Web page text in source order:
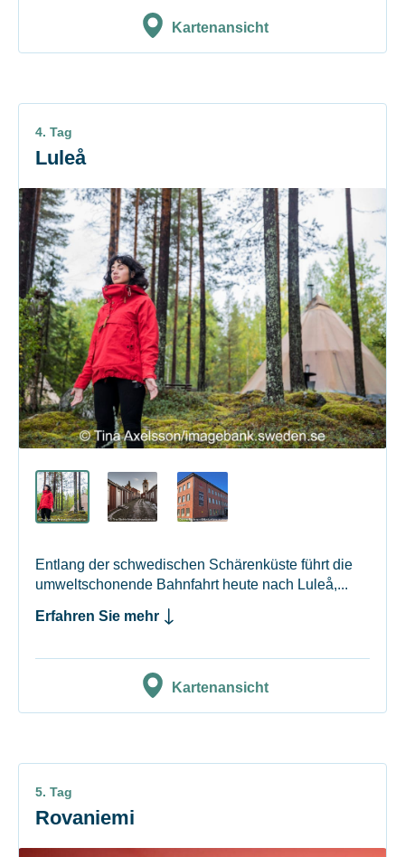
Kartenansicht
4. Tag
Luleå
Entlang der schwedischen Schärenküste führt die
umweltschonende Bahnfahrt heute nach Luleå,...
Erfahren Sie mehr
Kartenansicht
5. Tag
Rovaniemi